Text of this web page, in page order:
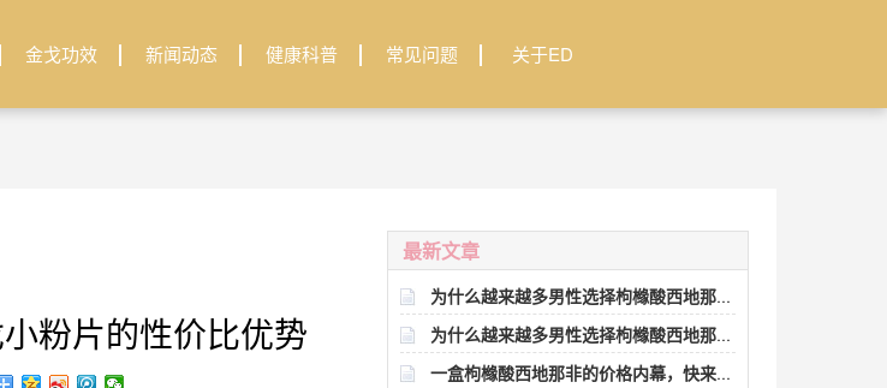
金戈功效 新闻动态 健康科普 常见问题 关于ED
粉片的性价比优势
最新文章
为什么越来越多男性选择枸橼酸西地那非
片？为什么越来越多男性选择枸橼酸西地那
非？效果超乎想象
一盒枸橼酸西地那非的价格内幕，快来看